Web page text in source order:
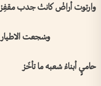
وارتوت أراضْ كانتْ جدب مقفِرْ
وسْجعت الاطيار في
حاميٍ أبناءْ شعبه ما تأخّرْ